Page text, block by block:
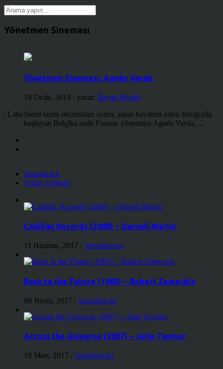
Yönetmen Sineması
Lake
Yönetmen Sineması: Agnès Varda
19 Ocak, 2019 / yazar: İlayda Bıyıklı
Sanat tarihi okuduktan sonra, sanat hayatına aslen fotoğrafla
başlayan Belçika asıllı Fransız yönetmen Agnès Varda, ...
Soundtrack
Yıldız Tablosu
Cadillac Records (2008) – Darnell Martin
11 Haziran, 2017 / Soundtracks
Back to the Future (1985) – Robert Zemeckis
08 Nisan, 2017 / Soundtracks
Across the Universe (2007) – Julie Taymor
18 Mart, 2017 / Soundtracks